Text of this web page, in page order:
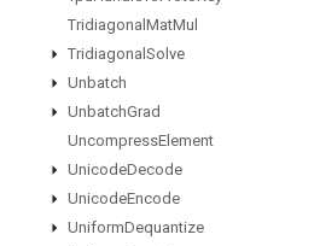
Tridiagonal MatMul
Tridiagonal Solve
Unbatch
UnbatchGrad
UncompressElement
UnicodeDecode
UnicodeEncode
UniformDequantize